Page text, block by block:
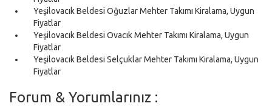
Yeşilovacık Beldesi Oğuzlar Mehter Takımı Kiralama, Uygun
Fiyatlar
Yeşilovacık Beldesi Ovacık Mehter Takımı Kiralama, Uygun
Fiyatlar
Yeşilovacık Beldesi Selçuklar Mehter Takımı Kiralama, Uygun
Fiyatlar
Forum & Yorumlarınız :